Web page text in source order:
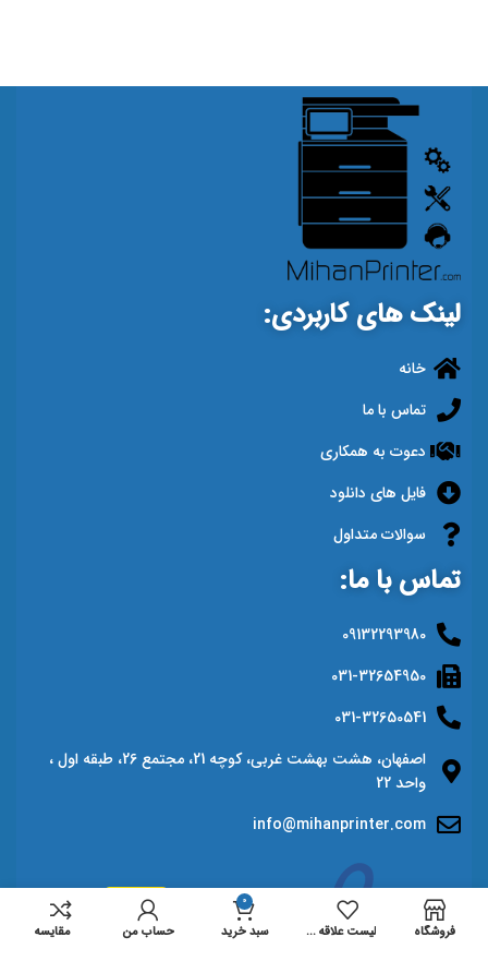
لینک های کاربردی:
خانه
تماس با ما
دعوت به همکاری
فایل های دانلود
سوالات متداول
تماس با ما:
09132293980
031-32654950
031-32650541
اصفهان، هشت بهشت غربی، کوچه 21، مجتمع 26، طبقه اول ،
واحد 22
info@mihanprinter.com
فروشگاه لیست علاقه مندی ها
0
سبد خرید حساب من مقايسه